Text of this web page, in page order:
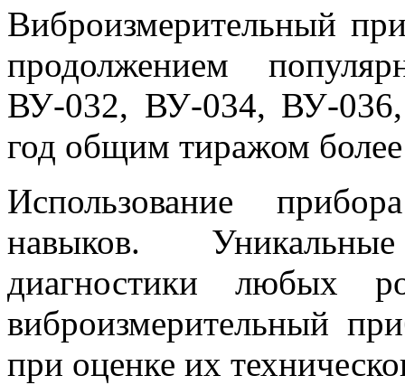
Виброизмерительный
продолжением
ВУ-032, ВУ-034, ВУ-
год общим тиражом
Использование
навыков.
диагностики любых
виброизмерительный
при оценке их